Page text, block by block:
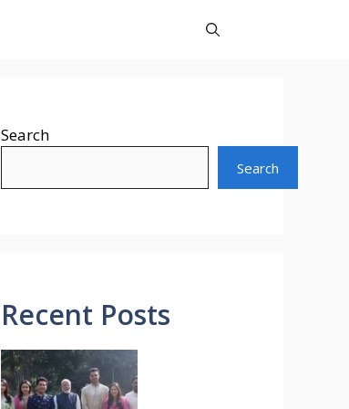
Search
Search
Recent Posts